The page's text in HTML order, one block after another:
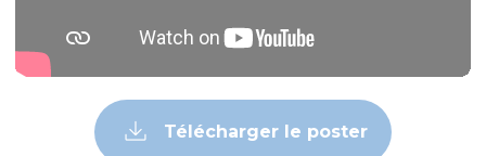
Télécharger le poster